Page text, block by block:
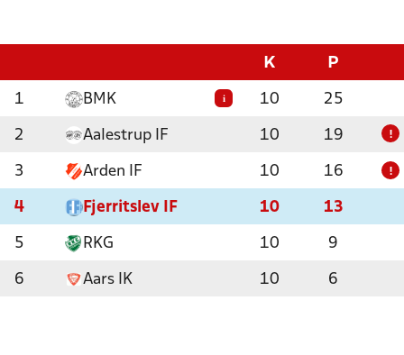
K P
1 BMK i 10 25
2 Aalestrup IF 10 19 !
3 Arden IF 10 16 !
4 Fjerritslev IF 10 13
5 RKG 10 9
6 Aars IK 10 6